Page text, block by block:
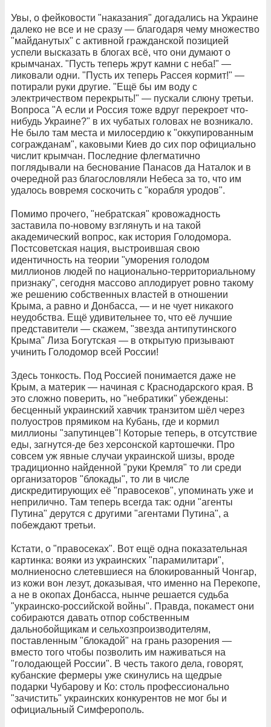
Увы, о фейковости "наказания" догадались на Украине
далеко не все и не сразу — благодаря чему множество
"майданутых" с активной гражданской позицией
успели высказать в блогах всё, что они думают о
крымчанах. "Пусть теперь жрут камни с неба!" —
ликовали одни. "Пусть их теперь Рассея кормит!" —
потирали руки другие. "Ещё бы им воду с
электричеством перекрыть!" — пускали слюну третьи.
Вопроса "А если и Россия тоже вдруг перекроет что-
нибудь Украине?" в их чубатых головах не возникало.
Не было там места и милосердию к "оккупированным
согражданам", каковыми Киев до сих пор официально
числит крымчан. Последние флегматично
поглядывали на беснование Панасов да Наталок и в
очередной раз благословляли Небеса за то, что им
удалось вовремя соскочить с "корабля уродов".
Помимо прочего, "небратская" кровожадность
заставила по-новому взглянуть и на такой
академический вопрос, как история Голодомора.
Постсоветская нация, выстроившая свою
идентичность на теории "уморения голодом
миллионов людей по национально-территориальному
признаку", сегодня массово аплодирует ровно такому
же решению собственных властей в отношении
Крыма, а равно и Донбасса, — и не чует никакого
неудобства. Ещё удивительнее то, что её лучшие
представители — скажем, "звезда антипутинского
Крыма" Лиза Богутская — в открытую призывают
учинить Голодомор всей России!
Здесь тонкость. Под Россией понимается даже не
Крым, а материк — начиная с Краснодарского края. В
это сложно поверить, но "небратики" убеждены:
бесценный украинский хавчик транзитом шёл через
полуостров прямиком на Кубань, где и кормил
миллионы "запутинцев"! Которые теперь, в отсутствие
еды, загнутся-де без херсонской картошечки. Про
совсем уж явные случаи украинской шизы, вроде
традиционно найденной "руки Кремля" то ли среди
организаторов "блокады", то ли в числе
дискредитирующих её "правосеков", упоминать уже и
неприлично. Там теперь всегда так: одни "агенты
Путина" дерутся с другими "агентами Путина", а
побеждают третьи.
Кстати, о "правосеках". Вот ещё одна показательная
картинка: вояки из украинских "парамилитари",
молниеносно слетевшиеся на блокированный Чонгар,
из кожи вон лезут, доказывая, что именно на Перекопе,
а не в окопах Донбасса, нынче решается судьба
"украинско-российской войны". Правда, покамест они
собираются давать отпор собственным
дальнобойщикам и сельхозпроизводителям,
поставленным "блокадой" на грань разорения —
вместо того чтобы позволить им наживаться на
"голодающей России". В честь такого дела, говорят,
кубанские фермеры уже скинулись на щедрые
подарки Чубарову и Ко: столь профессионально
"зачистить" украинских конкурентов не мог бы и
официальный Симферополь.